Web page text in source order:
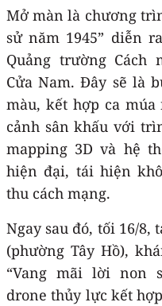
Mở màn là chương
sử năm 1945” diễn
Quảng trường Cách
Cửa Nam. Đây sẽ là
màu, kết hợp ca
cảnh sân khấu với
mapping 3D và hệ
hiện đại, tái hiện
thu cách mạng.
Ngay sau đó, tối 16/8,
(phường Tây Hồ),
“Vang mãi lời non
drone thủy lực kết